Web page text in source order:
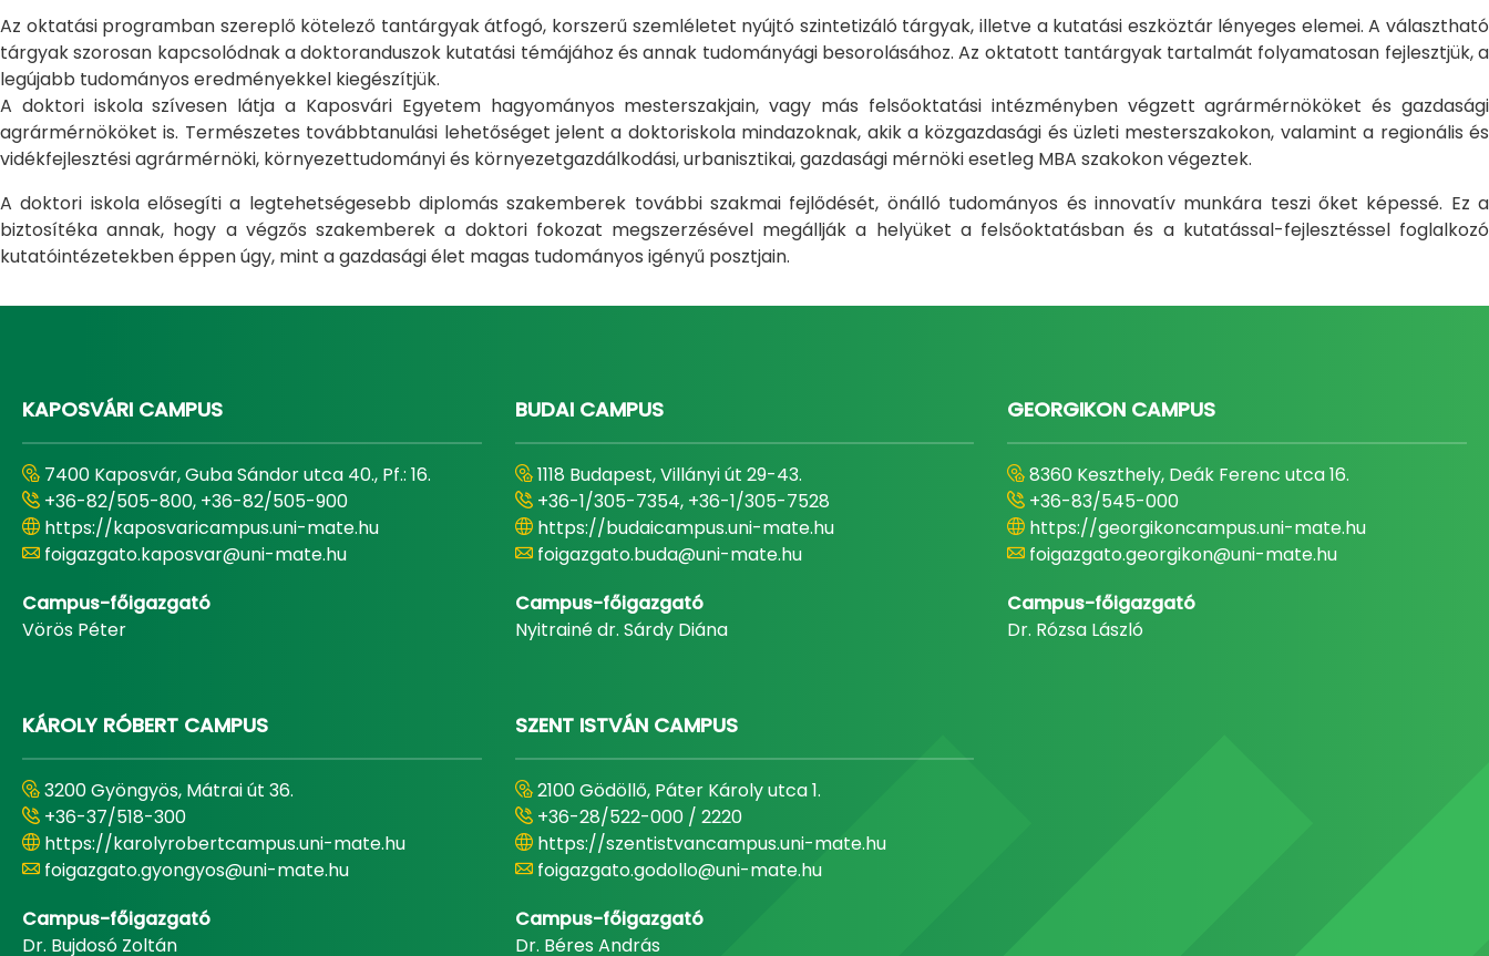
Az oktatási programban szereplő kötelező tantárgyak átfogó, korszerű szemléletet nyújtó szintetizáló tárgyak, illetve a kutatási eszköztár lényeges elemei. A választható
tárgyak szorosan kapcsolódnak a doktoranduszok kutatási témájához és annak tudományági besorolásához. Az oktatott tantárgyak tartalmát folyamatosan fejlesztjük, a
legújabb tudományos eredményekkel kiegészítjük.
A doktori iskola szívesen látja a Kaposvári Egyetem hagyományos mesterszakjain, vagy más felsőoktatási intézményben végzett agrármérnököket és gazdasági
agrármérnököket is. Természetes továbbtanulási lehetőséget jelent a doktoriskola mindazoknak, akik a közgazdasági és üzleti mesterszakokon, valamint a regionális és
vidékfejlesztési agrármérnöki, környezettudományi és környezetgazdálkodási, urbanisztikai, gazdasági mérnöki esetleg MBA szakokon végeztek.
A doktori iskola elősegíti a legtehetségesebb diplomás szakemberek további szakmai fejlődését, önálló tudományos és innovatív munkára teszi őket képessé. Ez a
biztosítéka annak, hogy a végzős szakemberek a doktori fokozat megszerzésével megállják a helyüket a felsőoktatásban és a kutatással-fejlesztéssel foglalkozó
kutatóintézetekben éppen úgy, mint a gazdasági élet magas tudományos igényű posztjain.
KAPOSVÁRI CAMPUS
7400 Kaposvár, Guba Sándor utca 40., Pf.: 16.
+36-82/505-800, +36-82/505-900
https://kaposvaricampus.uni-mate.hu
foigazgato.kaposvar@uni-mate.hu
Campus-főigazgató
Vörös Péter
BUDAI CAMPUS
1118 Budapest, Villányi út 29-43.
+36-1/305-7354, +36-1/305-7528
https://budaicampus.uni-mate.hu
foigazgato.buda@uni-mate.hu
Campus-főigazgató
Nyitrainé dr. Sárdy Diána
GEORGIKON CAMPUS
8360 Keszthely, Deák Ferenc utca 16.
+36-83/545-000
https://georgikoncampus.uni-mate.hu
foigazgato.georgikon@uni-mate.hu
Campus-főigazgató
Dr. Rózsa László
KÁROLY RÓBERT CAMPUS
3200 Gyöngyös, Mátrai út 36.
+36-37/518-300
https://karolyrobertcampus.uni-mate.hu
foigazgato.gyongyos@uni-mate.hu
Campus-főigazgató
Dr. Bujdosó Zoltán
SZENT ISTVÁN CAMPUS
2100 Gödöllő, Páter Károly utca 1.
+36-28/522-000 / 2220
https://szentistvancampus.uni-mate.hu
foigazgato.godollo@uni-mate.hu
Campus-főigazgató
Dr. Béres András